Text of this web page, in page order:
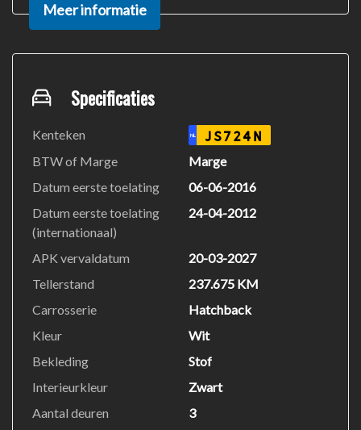
Met de aanwezige airconditioning bepaalt u zelf het
binnenklimaat. Deze Volkswagen is voorzien van
verstelbaar stuur.
In de Volkswagen Up! heeft uw veiligheid en die van
uw omgeving prioriteit. Een langere remweg, meer
slijtage, grotere kans op een klapband: te weinig lucht
in de banden is een slecht idee. Daarom checkt het
bandenspanningscontrolesysteem automatisch of de
druk in de banden nog op peil is.
graag klaar voor een proefrit. We horen graag van u,
mailt of belt u ons meteen?
Meer informatie
Specificaties
Kenteken NL JS724N
BTW of Marge
Marge
Datum eerste toelating
06-06-2016
Datum eerste toelating
(internationaal)
24-04-2012
APK vervaldatum
20-03-2027
Tellerstand
237.675 KM
Carrosserie
Hatchback
Kleur
Wit
Bekleding
Stof
Interieurkleur
Zwart
Aantal deuren
3